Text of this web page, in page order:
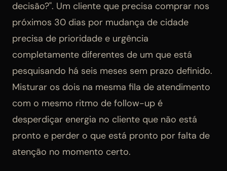
decisão?". Um cliente que precisa comprar nos
próximos 30 dias por mudança de cidade
precisa de prioridade e urgência
completamente diferentes de um que está
pesquisando há seis meses sem prazo definido.
Misturar os dois na mesma fila de atendimento
com o mesmo ritmo de follow-up é
desperdiçar energia no cliente que não está
pronto e perder o que está pronto por falta de
atenção no momento certo.